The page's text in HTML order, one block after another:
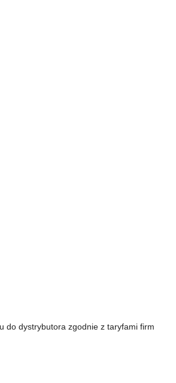
do dystrybutora zgodnie z taryfami firm